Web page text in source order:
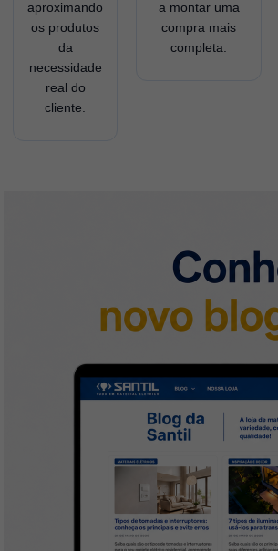
aproximando
os produtos
da
necessidade
real do
cliente.
a montar uma
compra mais
completa.